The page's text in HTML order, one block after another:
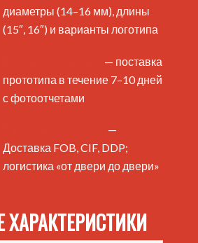
диаметры (14–16 мм), длины
(15″, 16″) и варианты логотипа
— поставка
прототипа в течение 7–10 дней
с фотоотчетами
—
Доставка FOB, CIF, DDP;
логистика «от двери до двери»